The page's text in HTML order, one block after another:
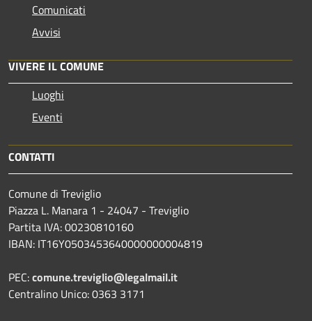
Comunicati
Avvisi
VIVERE IL COMUNE
Luoghi
Eventi
CONTATTI
Comune di Treviglio
Piazza L. Manara 1 - 24047 - Treviglio
Partita IVA: 00230810160
IBAN: IT16Y0503453640000000004819
PEC:comune.treviglio@legalmail.it
Centralino Unico: 0363 3171